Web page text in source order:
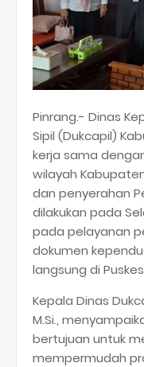
Pinrang.- Dinas
Sipil (Dukcapil)
kerja sama
wilayah
dan penyerahan
dilakukan pada
pada pelayanan
dokumen
langsung di
Kepala Dinas
M.Si.,
bertujuan untuk
mempermudah